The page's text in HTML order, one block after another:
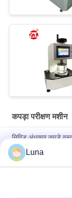
कपड़ा परीक्षण मशीन
निविड़ अंधकार कपड़े
पूरी तरह से स्वचालित
ऑक्सीकरण नहीं
ऑटोमैटिक नॉन-वेवन
Luna